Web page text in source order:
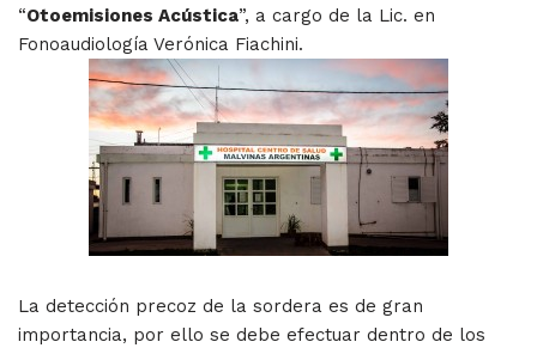
“Otoemisiones Acústica”, a cargo de la Lic. en
Fonoaudiología Verónica Fiachini.
La detección precoz de la sordera es de gran
importancia, por ello se debe efectuar dentro de los